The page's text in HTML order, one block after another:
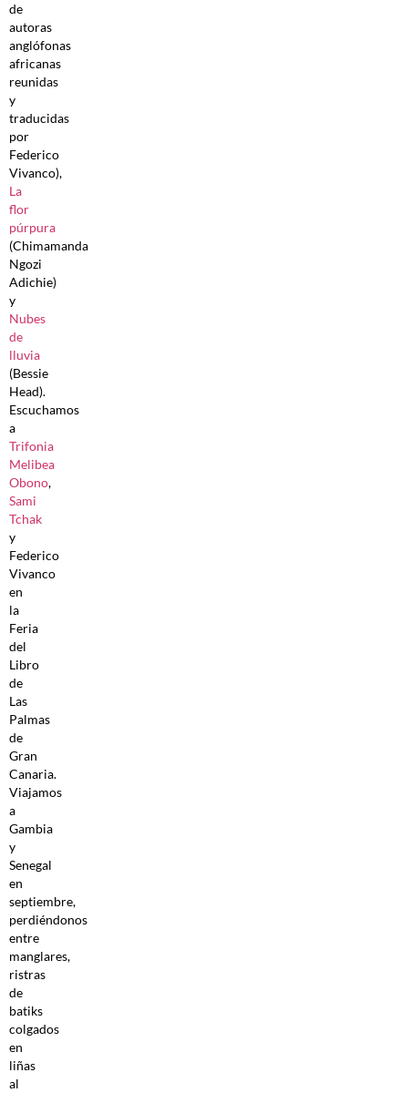
de
autoras
anglófonas
africanas
reunidas
y
traducidas
por
Federico
Vivanco),
La
flor
púrpura
(Chimamanda
Ngozi
Adichie)
y
Nubes
de
lluvia
(Bessie
Head).
Escuchamos
a
Trifonia
Melibea
Obono,
Sami
Tchak
y
Federico
Vivanco
en
la
Feria
del
Libro
de
Las
Palmas
de
Gran
Canaria.
Viajamos
a
Gambia
y
Senegal
en
septiembre,
perdiéndonos
entre
manglares,
ristras
de
batiks
colgados
en
liñas
al